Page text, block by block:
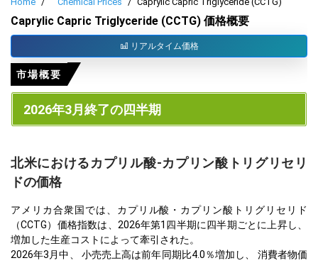
Caprylic Capric Triglyceride (CCTG) 価格概要
リアルタイム価格
市場概要
2026年3月終了の四半期
北米におけるカプリル酸-カプリン酸トリグリセリ
ドの価格
アメリカ合衆国では、カプリル酸・カプリン酸トリグリセリド
（CCTG）価格指数は、2026年第1四半期に四半期ごとに上昇し、
増加した生産コストによって牽引された。
2026年3月中、 小売売上高は前年同期比4.0％増加し、 消費者物価